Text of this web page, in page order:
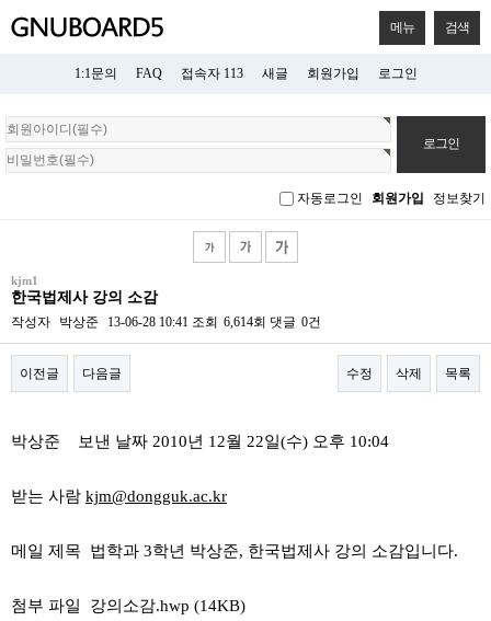
메뉴 검색
1:1문의 FAQ 접속자 113 새글 회원가입 로그인
회
원
로
자동로그인 회원가입 정보찾기
kjm1
한국법제사 강의 소감
작성자 박상준 13-06-28 10:41 조회 6,614회 댓글 0건
이전글 다음글 수정 삭제 목록
박상준 보낸 날짜 2010년 12월 22일(수) 오후 10:04
받는 사람 kjm@dongguk.ac.kr
메일 제목 법학과 3학년 박상준, 한국법제사 강의 소감입니다.
첨부 파일 강의소감.hwp (14KB)